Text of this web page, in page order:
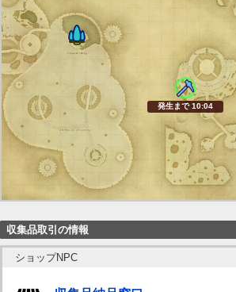
発生まで 10:03
収集品取引の情報
ショップNPC